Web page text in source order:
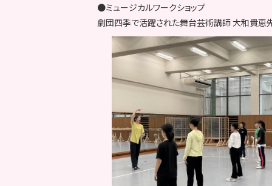
●ミュージカルワークショップ
劇団四季で活躍された舞台芸術講師 大和貴恵